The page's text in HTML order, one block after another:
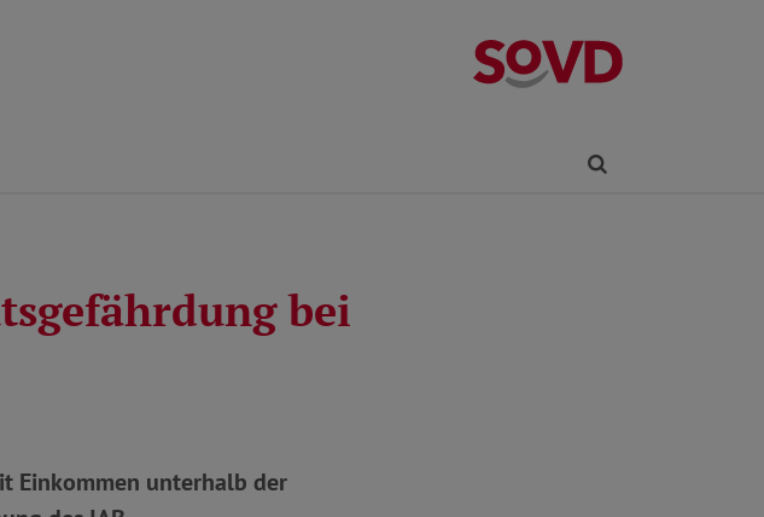
Kreisverband
Dropdown
bei
Einkommen unterhalb der